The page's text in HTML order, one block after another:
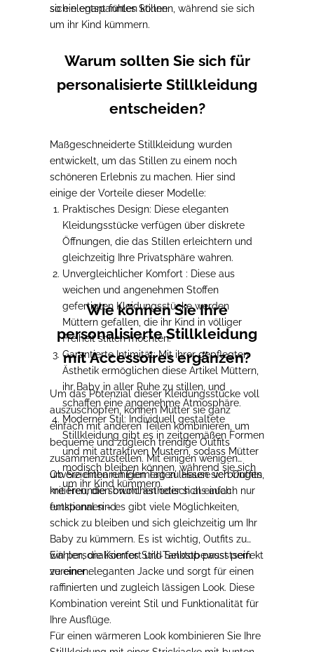
so ein entspanntes Stillen.
sich elegant fühlen können, während sie sich
um ihr Kind kümmern.
Warum sollten Sie sich für
personalisierte Stillkleidung
entscheiden?
Maßgeschneiderte Stillkleidung wurden
entwickelt, um das Stillen zu einem noch
schöneren Erlebnis zu machen. Hier sind
einige der Vorteile dieser Modelle:
Praktisches Design: Diese eleganten
Kleidungsstücke verfügen über diskrete
Öffnungen, die das Stillen erleichtern und
gleichzeitig Ihre Privatsphäre wahren.
Unvergleichlicher Komfort : Diese aus
weichen und angenehmen Stoffen
gefertigten Kleidungsstücke werden
Müttern gefallen, die ihr Kind in völliger
Freiheit stillen möchten.
Garantierte Intimität:Mit ihrer gepflegten
Ästhetik ermöglichen diese Artikel Müttern,
ihr Baby in aller Ruhe zu stillen, und
schaffen eine angenehme Atmosphäre.
Moderner Stil : Individuell gestaltete
Stillkleidung gibt es in zeitgemäßen Formen
und mit attraktiven Mustern, sodass Mütter
modisch bleiben können, während sie sich
um ihr Kind kümmern.
Wie können Sie Ihre
personalisierte Stillkleidung
mit Accessoires ergänzen?
Um das Potenzial dieser Kleidungsstücke voll
auszuschöpfen, können Mütter sie ganz
einfach mit anderen Teilen kombinieren, um
bequeme und zugleich trendige Outfits
zusammenzustellen. Mit einigen wenigen
unverzichtbaren Elementen lassen sich Outfits
kreieren, die sowohl ästhetisch als auch
funktional sind.
Ob Sie einen ruhigen Tag zu Hause verbringen,
mit Freunden brunchen oder sich einfach nur
entspannen – es gibt viele Möglichkeiten,
schick zu bleiben und sich gleichzeitig um Ihr
Baby zu kümmern. Es ist wichtig, Outfits zu
wählen, die Komfort und Selbstbewusstsein
vereinen.
Ein personalisiertes Still-Tanktop passt perfekt
zu einer eleganten Jacke und sorgt für einen
raffinierten und zugleich lässigen Look. Diese
Kombination vereint Stil und Funktionalität für
Ihre Ausflüge.
Für einen wärmeren Look kombinieren Sie Ihre